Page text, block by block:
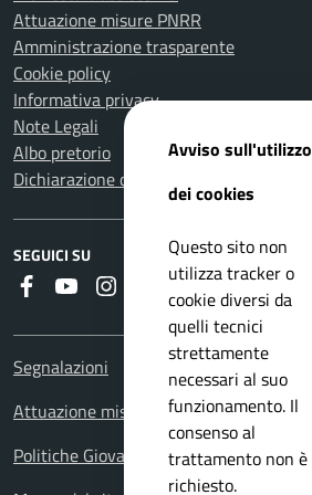
Attuazione misure PNRR
Amministrazione trasparente
Cookie policy
Informativa privacy
Note Legali
Albo pretorio
Dichiarazione di accessibilità
SEGUICI SU
Faceboook
YoutubeInstagramWhatsapp
RSS
Segnalazioni
Attuazione misure PNRR
Politiche Giovanili
Avviso sull'utilizzo
dei cookies
Questo sito non
utilizza tracker o
cookie diversi da
quelli tecnici
strettamente
necessari al suo
funzionamento. Il
consenso al
trattamento non è
richiesto.